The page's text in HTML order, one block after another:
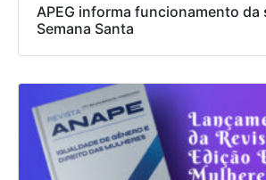
APEG informa funcionamento da
Semana Santa